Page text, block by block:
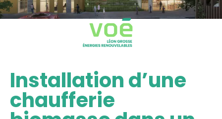
Installation d’une
chaufferie